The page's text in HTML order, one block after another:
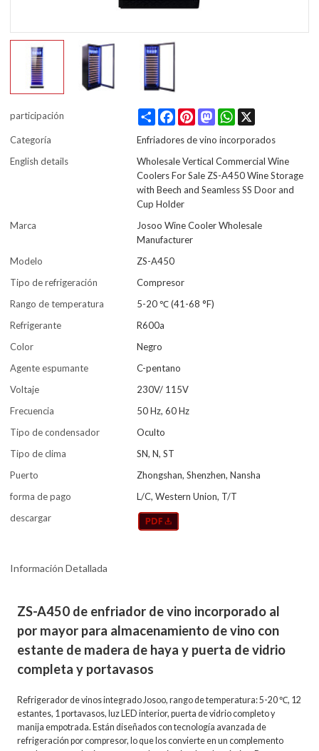
participación Share FacebookPinterestMastodonWhatsApp
Categoría
Enfriadores de vino incorporados
English details
Wholesale Vertical Commercial Wine
Coolers For Sale ZS-A450 Wine Storage
with Beech and Seamless SS Door and
Cup Holder
Marca
Josoo Wine Cooler Wholesale
Manufacturer
Modelo
ZS-A450
Tipo de refrigeración
Compresor
Rango de temperatura
5-20 ℃ (41-68 °F)
Refrigerante
R600a
Color
Negro
Agente espumante
C-pentano
Voltaje
230V/ 115V
Frecuencia
50 Hz, 60 Hz
Tipo de condensador
Oculto
Tipo de clima
SN, N, ST
Puerto
Zhongshan, Shenzhen, Nansha
forma de pago
L/C, Western Union, T/T
descargar
Información Detallada
ZS-A450 de enfriador de vino incorporado al
por mayor para almacenamiento de vino con
estante de madera de haya y puerta de vidrio
completa y portavasos
Refrigerador de vinos integrado Josoo, rango de temperatura: 5-20 ℃, 12
estantes, 1 portavasos, luz LED interior, puerta de vidrio completo y
manija empotrada. Están diseñados con tecnología avanzada de
refrigeración por compresor, lo que los convierte en un complemento